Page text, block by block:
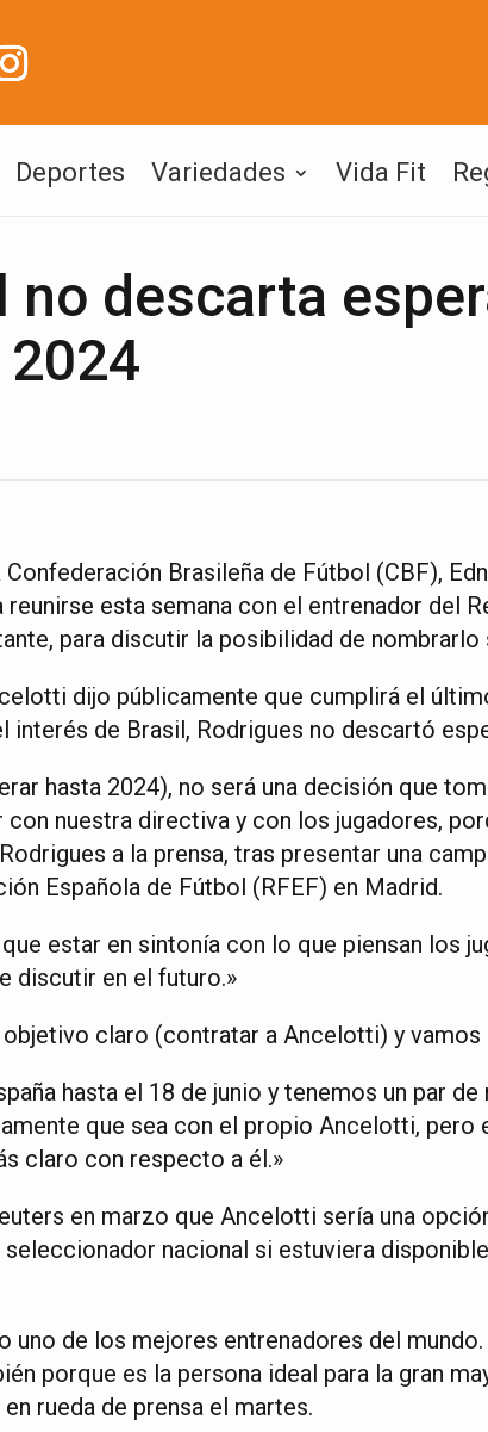
Deportes Variedades Vida Fit
no descarta
Brasileña de Fútbol (CBF),
reunirse esta semana con el entrenador del
para discutir la posibilidad de
dijo públicamente que cumplirá el
interés de Brasil, Rodrigues no descartó
hasta 2024), no será una decisión que
con nuestra directiva y con los jugadores,
a la prensa, tras presentar una
Española de Fútbol (RFEF) en Madrid.
estar en sintonía con lo que piensan los
discutir en el futuro.»
claro (contratar a Ancelotti) y vamos
hasta el 18 de junio y tenemos un par
que sea con el propio Ancelotti, pero
claro con respecto a él.»
en marzo que Ancelotti sería una
nacional si estuviera
uno de los mejores entrenadores del
porque es la persona ideal para la gran
rueda de prensa el martes.